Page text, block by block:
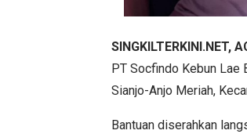
SINGKILTERKINI.NET,
PT Socfindo Kebun Lae
Sianjo-Anjo Meriah,
Bantuan diserahkan